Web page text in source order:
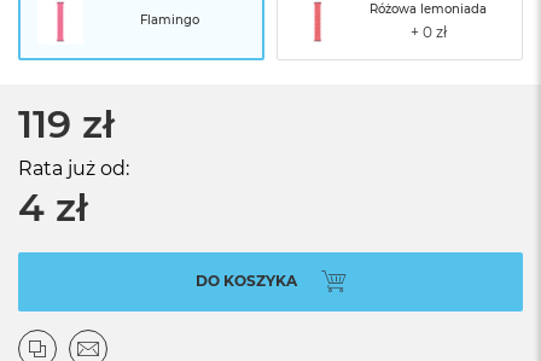
Flamingo
Różowa lemoniada
119 zł
Rata już od:
4 zł
DO KOSZYKA